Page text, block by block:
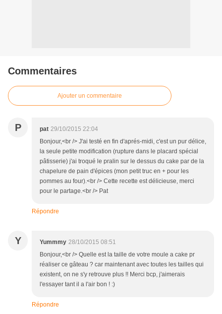
Commentaires
Ajouter un commentaire
P pat 29/10/2015 22:04
Bonjour,<br /> J'ai testé en fin d'aprés-midi, c'est un pur délice,
la seule petite modification (rupture dans le placard spécial
pâtisserie) j'ai troqué le pralin sur le dessus du cake par de la
chapelure de pain d'épices (mon petit truc en + pour les
pommes au four).<br /> Cette recette est délicieuse, merci
pour le partage.<br /> Pat
Répondre
Y Yummmy 28/10/2015 08:51
Bonjour,<br /> Quelle est la taille de votre moule a cake pr
réaliser ce gâteau ? car maintenant avec toutes les tailles qui
existent, on ne s'y retrouve plus !! Merci bcp, j'aimerais
l'essayer tant il a l'air bon ! :)
Répondre